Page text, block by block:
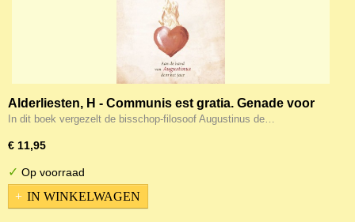
Alderliesten, H - Communis est gratia. Genade voor
iedereen
In dit boek vergezelt de bisschop-filosoof Augustinus de…
€ 11,95
✓ Op voorraad
IN WINKELWAGEN